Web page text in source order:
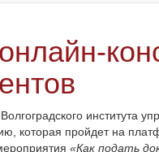
института
которая пройдет на
«Как подать